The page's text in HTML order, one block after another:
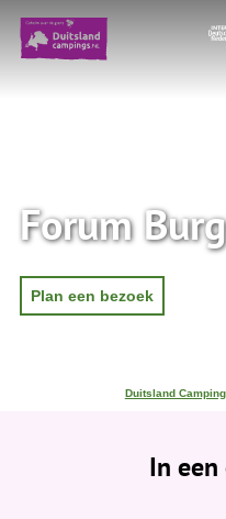
Forum
Plan een bezoek
J
Duitsland
In